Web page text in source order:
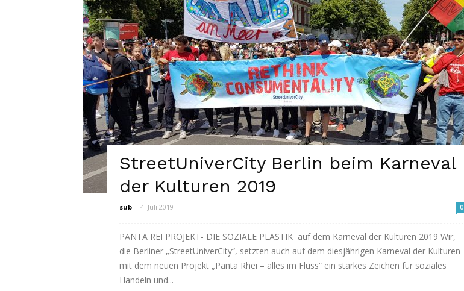
StreetUniverCity Berlin beim Karneval
der Kulturen 2019
sub - 4. Juli 2019 0
PANTA REI PROJEKT- DIE SOZIALE PLASTIK auf dem Karneval der Kulturen 2019 Wir,
die Berliner „StreetUniverCity“, setzten auch auf dem diesjährigen Karneval der Kulturen
mit dem neuen Projekt „Panta Rhei – alles im Fluss“ ein starkes Zeichen für soziales
Handeln und...